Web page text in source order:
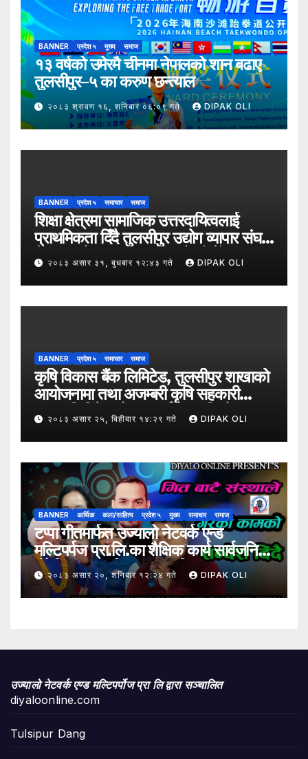
BANNER प्रदेश ५ मुख्य समाज
१३ वर्षको उमेरमै चीनमा नेपालको शान बढाए
तुलसीपुर–५ का करुण छन्त्याल
२०८३ श्रावण १६, शनिबार ०६:०९ गते DIPAK OLI
BANNER प्रदेश ५ समाचार समाज
शिक्षा क्षेत्रमा सामाजिक उत्तरदायित्वलाई
प्राथमिकता दिँदै तुलसीपुर उद्योग व्यापार संघले
नेपाल उद्योग व्यापार महासंघको पाँचौँ स्थापना
दिवसको अवसर पारेर तुलसीपुर
उपमहानगरपालिका–५, गैरापातु स्थित श्री
जनश्रमिक आ बि विद्यालयका विद्यार्थीहरूलाई
२०८३ असार ३१, बुधबार १२:४३ गते DIPAK OLI
BANNER प्रदेश ५ समाचार समाज
कृषि विकास बैंक लिमिटेड, तुलसीपुर शाखाको
आयोजनामा तथा अजम्बरी कृषि सहकारी
संस्था लिमिटेडको सहकार्यमा “कृषिको
समावेशी रूपान्तरणका लागि मूल्य शृङ्खला
(VITA) कार्यक्रम अन्तर्गत तरकारी उत्पादक
किसान र व्यापारीबीच व्यवसाय विस्तार सम्बन्धी
अन्तरक्रिया गोष्ठी” सम्पन्न भएको छ।
२०८३ असार २५, बिहीबार १४:२९ गते DIPAK OLI
BANNER आर्थिक कला/साहित्य प्रदेश ५ मुख्य समाचार समाज
टप्पा गीतमार्फत उज्यालो नेटवर्क एन्ड
मल्टिपर्पज प्रा.लि.का शैक्षिक कार्य सार्वजनिक
हुँदै शिक्षा, सामाजिक उत्तरदायित्व र
सकारात्मक सन्देशलाई
२०८३ असार २०, शनिबार १२:२४ गते DIPAK OLI
उज्यालो नेटवर्क एण्ड मल्टिपर्पोज प्रा लि द्वारा सञ्चालित
diyaloonline.com
Tulsipur Dang